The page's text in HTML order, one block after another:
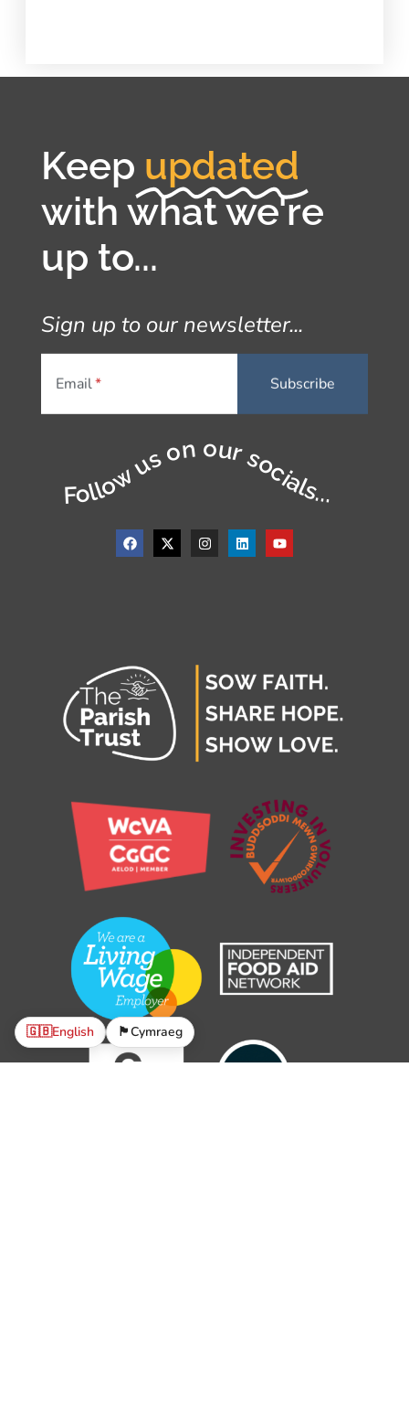
Keep updated
with what we're
up to...
Sign up to our newsletter...
Email
Follow us on our socials...
🇬🇧English 🏴󠁧󠁢󠁷󠁬󠁳󠁿Cymraeg